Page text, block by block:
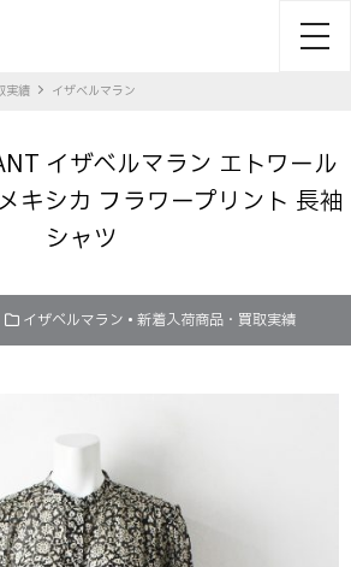
実績 イザベルマラン
イザベルマラン エトワール
キシカ フラワープリント 長袖
シャツ
イザベルマラン • 新着入荷商品・買取実績